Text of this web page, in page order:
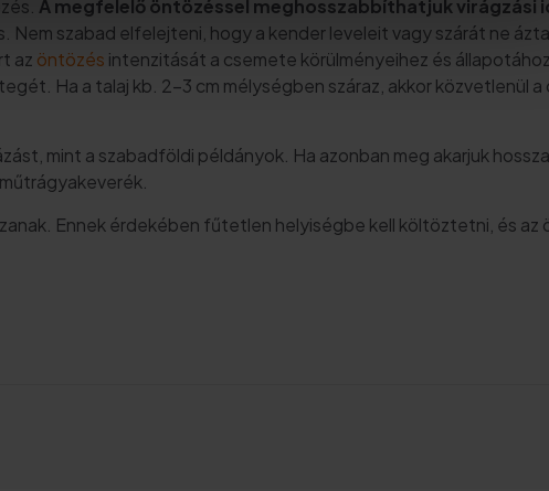
A megfelelő öntözéssel meghosszabbíthatjuk virágzási
szabad elfelejteni, hogy a kender leveleit vagy szárát ne
az öntözés intenzitását a csemete körülményeihez és
Ha a talaj kb. 2-3 cm mélységben száraz, akkor közvetlenül a
mint a szabadföldi példányok. Ha azonban meg akarjuk
Ennek érdekében fűtetlen helyiségbe kell költöztetni, és